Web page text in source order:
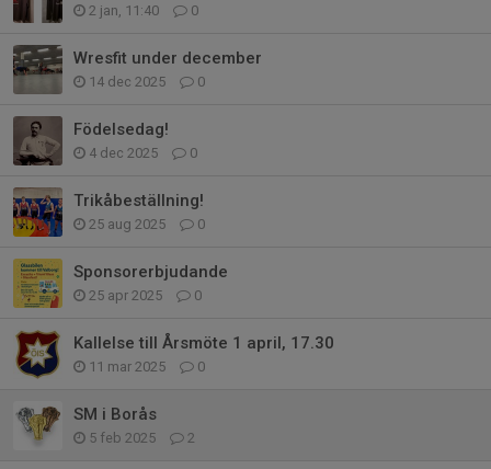
2 jan, 11:40 0
Wresfit under december
14 dec 2025 0
Födelsedag!
4 dec 2025 0
Trikåbeställning!
25 aug 2025 0
Sponsorerbjudande
25 apr 2025 0
Kallelse till Årsmöte 1 april, 17.30
11 mar 2025 0
SM i Borås
5 feb 2025 2